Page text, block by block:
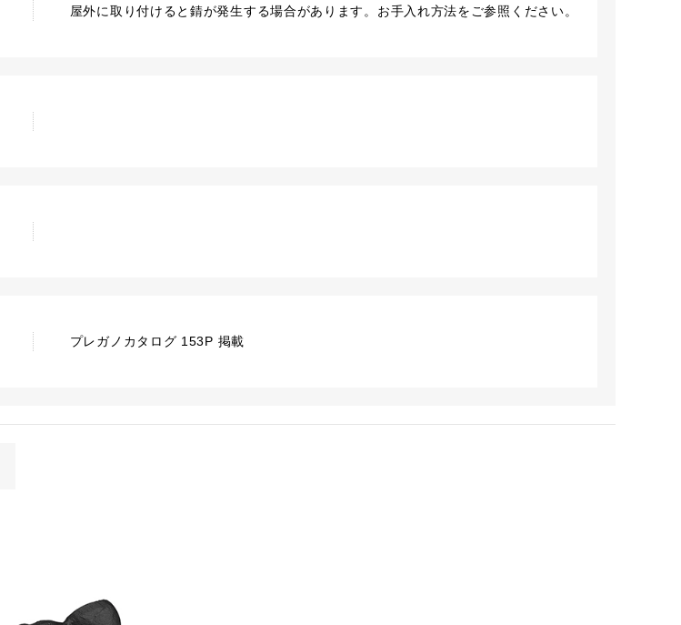
屋外に取り付けると錆が発生する場合があります。お手入れ方法をご参照ください。
プレガノカタログ 153P 掲載